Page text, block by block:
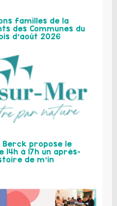
familles de la
des Communes du
d’août 2026
Berck propose le
à 17h un après-
de m’in